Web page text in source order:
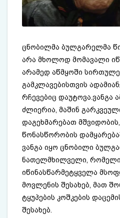
ცნობილმა ბულგარელმა
არა მხოლოდ მომავალი
არამედ აწმყოში
გამკლავებისთვის
რჩევებიც დაუტოვა.ვანგა
ძლიერია, მაშინ
დაგეხმარებათ
წონასწორობის
ვანგა იყო ცნობილი
ნათელმხილველი,
იწინასწარმეტყველა
მოვლენის შესახებ, მათ
ტყუპების კოშკების
შესახებ.